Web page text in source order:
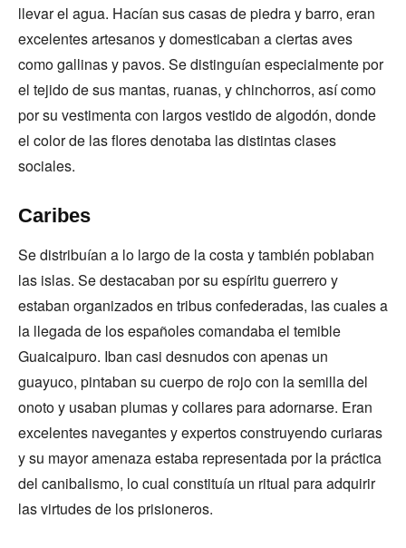
llevar el agua. Hacían sus casas de piedra y barro, eran
excelentes artesanos y domesticaban a ciertas aves
como gallinas y pavos. Se distinguían especialmente por
el tejido de sus mantas, ruanas, y chinchorros, así como
por su vestimenta con largos vestido de algodón, donde
el color de las flores denotaba las distintas clases
sociales.
Caribes
Se distribuían a lo largo de la costa y también poblaban
las islas. Se destacaban por su espíritu guerrero y
estaban organizados en tribus confederadas, las cuales a
la llegada de los españoles comandaba el temible
Guaicaipuro. Iban casi desnudos con apenas un
guayuco, pintaban su cuerpo de rojo con la semilla del
onoto y usaban plumas y collares para adornarse. Eran
excelentes navegantes y expertos construyendo curiaras
y su mayor amenaza estaba representada por la práctica
del canibalismo, lo cual constituía un ritual para adquirir
las virtudes de los prisioneros.